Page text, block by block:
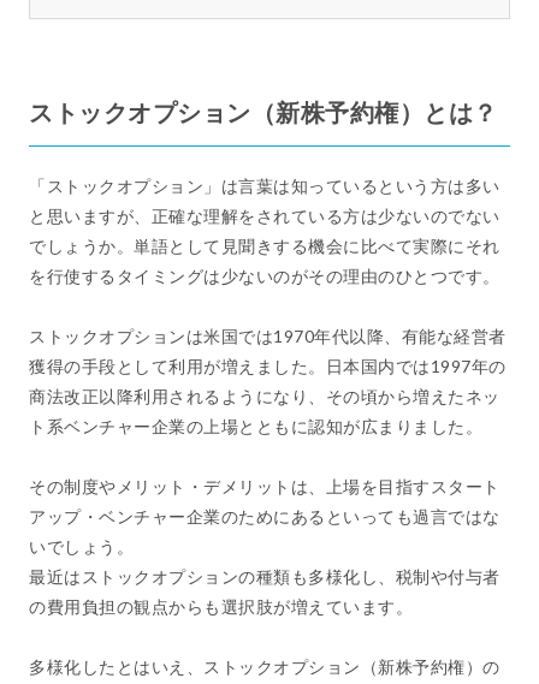
ストックオプション（新株予約権）とは？
「ストックオプション」は言葉は知っているという方は多い
と思いますが、正確な理解をされている方は少ないのでない
でしょうか。単語として見聞きする機会に比べて実際にそれ
を行使するタイミングは少ないのがその理由のひとつです。
ストックオプションは米国では1970年代以降、有能な経営者
獲得の手段として利用が増えました。日本国内では1997年の
商法改正以降利用されるようになり、その頃から増えたネッ
ト系ベンチャー企業の上場とともに認知が広まりました。
その制度やメリット・デメリットは、上場を目指すスタート
アップ・ベンチャー企業のためにあるといっても過言ではな
いでしょう。
最近はストックオプションの種類も多様化し、税制や付与者
の費用負担の観点からも選択肢が増えています。
多様化したとはいえ、ストックオプション（新株予約権）の